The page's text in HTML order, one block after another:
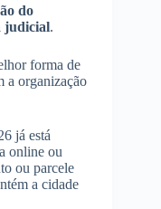
do
judicial.
forma de
a organização
já está
online ou
ou parcele
a cidade